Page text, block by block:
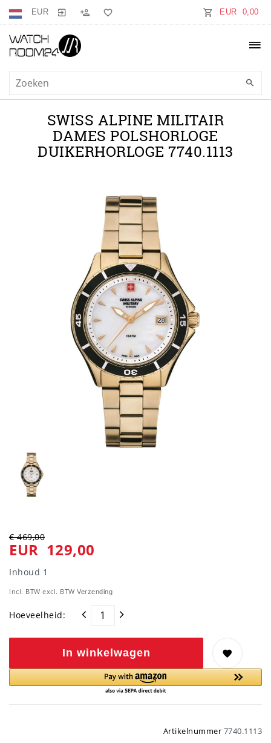
EUR EUR 0,00
SWISS ALPINE MILITAIR
DAMES POLSHORLOGE
DUIKERHORLOGE 7740.1113
€ 469,00
EUR 129,00
Inhoud 1
Incl. BTW excl. BTW Verzending
Hoeveelheid:
In winkelwagen
Artikelnummer 7740.1113